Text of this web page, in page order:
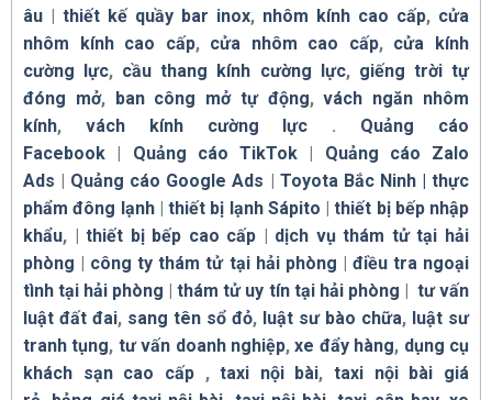
âu | thiết kế quầy bar inox, nhôm kính cao cấp, cửa
nhôm kính cao cấp, cửa nhôm cao cấp, cửa kính
cường lực, cầu thang kính cường lực, giếng trời tự
đóng mở, ban công mở tự động,vách ngăn nhôm
kính, vách kính cường lực . Quảng cáo
Facebook | Quảng cáo TikTok | Quảng cáo Zalo
Ads | Quảng cáo Google Ads | Toyota Bắc Ninh | thực
phẩm đông lạnh| thiết bị lạnh Sápito |thiết bị bếp nhập
khẩu, |thiết bị bếp cao cấp | dịch vụ thám tử tại hải
phòng | công ty thám tử tại hải phòng | điều tra ngoại
tình tại hải phòng |thám tử uy tín tại hải phòng | tư vấn
luật đất đai, sang tên sổ đỏ, luật sư bào chữa, luật sư
tranh tụng, tư vấn doanh nghiệp,xe đẩy hàng, dụng cụ
khách sạn cao cấp,taxi nội bài,taxi nội bài giá